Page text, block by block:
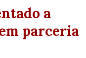
a
parceria